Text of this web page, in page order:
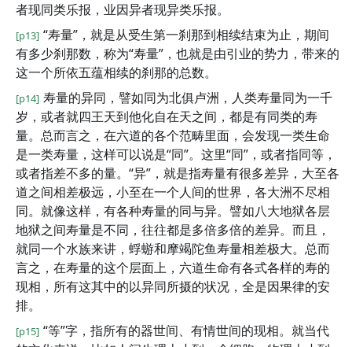
者现同类乐报，业因异者现异类乐报。
[p13] “寿量”，就是从受生第一刹那到相续结束为止，期间
有多少刹那数，称为“寿量”，也就是由引业的势力，带来的
这一个所依五蕴相续的刹那的总数。
[p14] 寿量的异同，譬如同为北俱卢洲，人类寿量同为一千
岁，或者就四王天到他化自在天之间，都是有同类的寿
量。总而言之，在六道的各个范畴里面，会发现一类生命
是一类寿量，这样可以说是“同”。这里“同”，或者指同等，
或者指差不多的量。“异”，就是指寿量有很多差异，大至各
道之间相差极远，小至在一个人间的世界，各大洲不尽相
同。就像这样，有各种寿量的同与异。譬如八大地狱各层
地狱之间寿量是不同，往往都是多倍多倍的差异。而且，
就同一个水族来讲，蜉蝣和摩竭陀鱼寿量相差极大。总而
言之，在寿量的这个层面上，六道生命有各式各样的寿的
现相，所有这其中的以异同所摄的状况，全是因果律的安
排。
[p15] “等”字，指所有的器世间、有情世间的现相。就当代